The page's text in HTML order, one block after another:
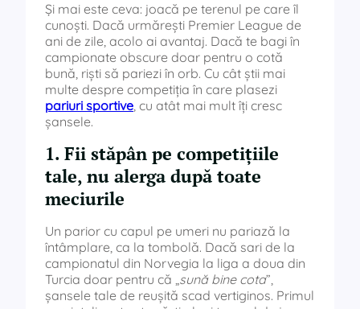
Și mai este ceva: joacă pe terenul pe care îl
cunoști. Dacă urmărești Premier League de
ani de zile, acolo ai avantaj. Dacă te bagi în
campionate obscure doar pentru o cotă
bună, riști să pariezi în orb. Cu cât știi mai
multe despre competiția în care plasezi
pariuri sportive, cu atât mai mult îți cresc
șansele.
1. Fii stăpân pe competițiile
tale, nu alerga după toate
meciurile
Un parior cu capul pe umeri nu pariază la
întâmplare, ca la tombolă. Dacă sari de la
campionatul din Norvegia la liga a doua din
Turcia doar pentru că „sună bine cota”,
șansele tale de reușită scad vertiginos. Primul